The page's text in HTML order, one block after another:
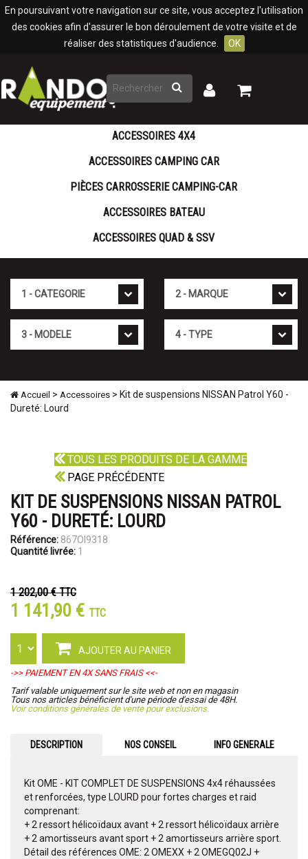
En poursuivant votre navigation sur ce site, vous acceptez l'utilisation
des cookies afin d'assurer le bon déroulement de votre visite et de
réaliser des statistiques d'audience.
OK
Rechercher
Mon
Mon
ACCESSOIRES 4X4
ACCESSOIRES CAMPING CAR
PIÈCES CARROSSERIE CAMPING-CAR
ACCESSOIRES BATEAU
ACCESSOIRES QUAD & SSV
Accueil > Accessoires > Kit de suspensions NISSAN Patrol Y60 -
Dureté: Lourd
TOUS LES PRODUITS DE LA GAMME
PAGE PRÉCÉDENTE
KIT DE SUSPENSIONS NISSAN PATROL
Y60 - DURETÉ: LOURD
Référence: 867OI9318
Quantité livrée: 1
1 202,00 €TTC
1 141,90 € TTC
AJOUTER AU PANIER
->> PAIEMENT EN 4X SANS FRAIS <<-
Tarif valable uniquement sur le site web et non en magasin
Tous nos articles bénéficient d'une période d'essai de 48H.
Voir conditions générales de vente pour exclusions.
DESCRIPTION NOS CONSEIL INFO GENERALE
Kit OME - KIT COMPLET DE SUSPENSIONS 4x4 réhaussées
et renforcées, type LOURD pour fortes charges et raid
comprenant:
+ 2 ressort hélicoïdaux avant + 2 ressort hélicoïdaux arrière
+ 2 amortisseurs avant sport + 2 amortisseurs arrière sport.
Détail des références OME: 2 OMEXX + 2 OMEGQ02J +
Panneau de gestion des cookies